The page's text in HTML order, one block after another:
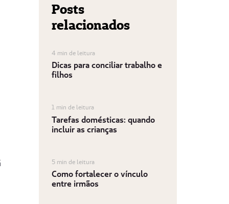
Posts
relacionados
4 min de leitura
Dicas para conciliar trabalho e
filhos
1 min de leitura
Tarefas domésticas: quando
incluir as crianças
5 min de leitura
Como fortalecer o vínculo
entre irmãos